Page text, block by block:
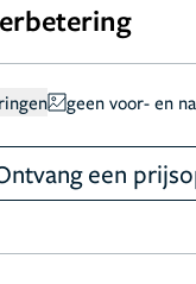
geen voor- en
een